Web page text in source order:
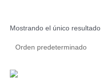
Mostrando el único resultado